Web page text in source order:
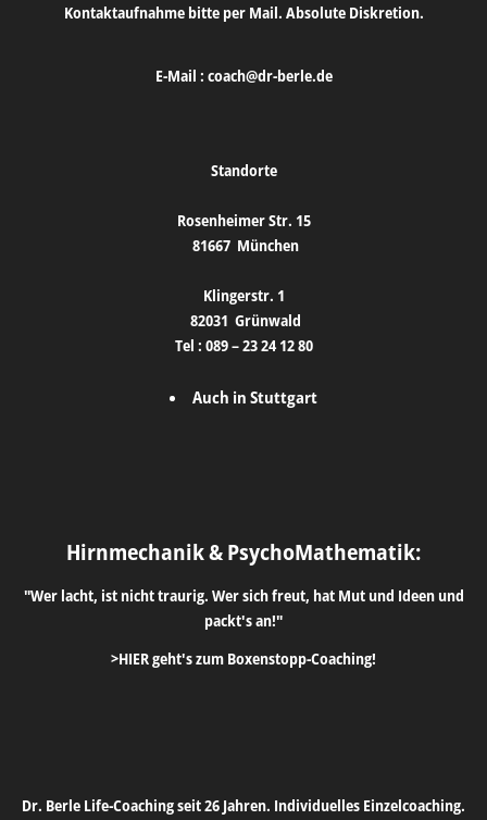
Kontaktaufnahme bitte per Mail. Absolute Diskretion.
E-Mail : coach@dr-berle.de
Standorte
Rosenheimer Str. 15
81667 München
Klingerstr. 1
82031 Grünwald
Tel : 089 – 23 24 12 80
Auch in Stuttgart
Hirnmechanik & PsychoMathematik:
"Wer lacht, ist nicht traurig. Wer sich freut, hat Mut und Ideen und
packt's an!"
>HIER geht's zum Boxenstopp-Coaching!
Dr. Berle Life-Coaching seit 26 Jahren. Individuelles Einzelcoaching.